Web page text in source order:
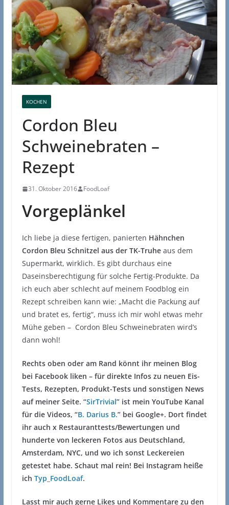
KOCHEN
Cordon Bleu
Schweinebraten –
Rezept
31. Oktober 2016 FoodLoaf
Vorgeplänkel
Ich liebe ja diese fertigen, panierten Hähnchen
Cordon Bleu Schnitzel aus der TK-Truheaus dem
Supermarkt, wirklich. Es gibt durchaus eine
Daseinsberechtigung für solche Fertig-Produkte. Da
ich euch aber schlecht auf meinem Foodblog ein
Rezept schreiben kann wie: „Macht die Packung auf
und bratet es, fertig“, muss ich mir wohl etwas mehr
Mühe geben – Cordon Bleu Schweinebraten wird’s
dann wohl!
Rechts oben oder am Rand könnt ihr meinen Blog
bei Facebook liken – für direkte Infos zu neuen Eis-
Tests, Rezepten, Produkt-Tests und sonstigen News
auf meiner Seite. “SirTrivial” ist mein YouTube Kanal
für die Videos, “B. Darius B.” bei Google+. Dort findet
ihr auch x Restauranttests/Bewertungen und
hunderte von leckeren Fotos aus Deutschland,
Amsterdam, NYC, und wo ich sonst Leckereien
getestet habe. Schaut mal rein! Bei Instagram heiße
ich Typ_FoodLoaf.
Lasst mir auch gerne Likes und Kommentare zu den